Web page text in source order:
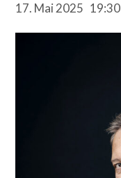
17. Mai 2025 19:30